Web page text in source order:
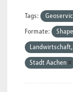
Tags:
Formate: Shape
Stadt Aachen